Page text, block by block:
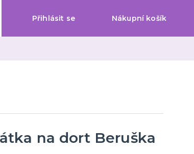
Přihlásit se Nákupní košík
na dort Beruška